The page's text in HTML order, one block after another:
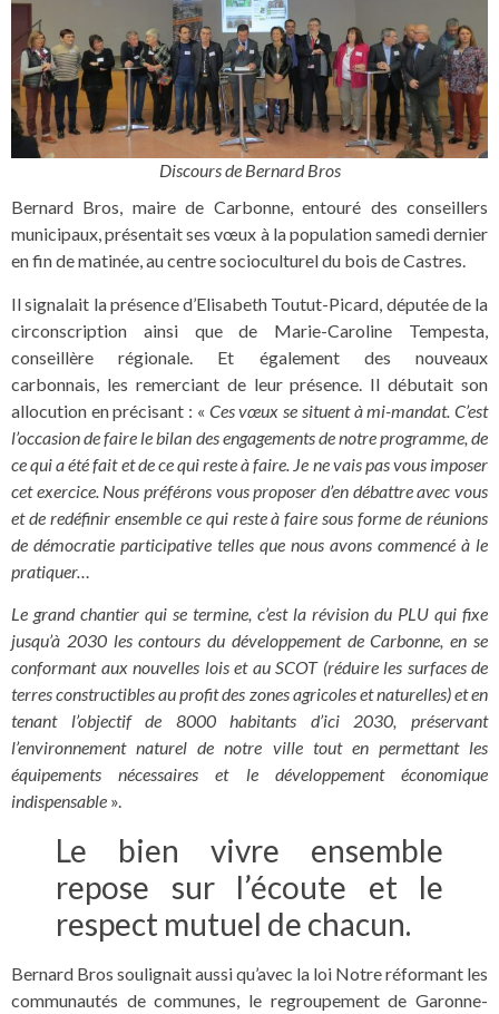
Discours de Bernard Bros
Bernard Bros, maire de Carbonne, entouré des conseillers
municipaux, présentait ses vœux à la population samedi dernier
en fin de matinée, au centre socioculturel du bois de Castres.
Il signalait la présence d’Elisabeth Toutut-Picard, députée de la
circonscription ainsi que de Marie-Caroline Tempesta,
conseillère régionale. Et également des nouveaux
carbonnais, les remerciant de leur présence. Il débutait son
allocution en précisant : « Ces vœux se situent à mi-mandat. C’est
l’occasion de faire le bilan des engagements de notre programme, de
ce qui a été fait et de ce qui reste à faire. Je ne vais pas vous imposer
cet exercice. Nous préférons vous proposer d’en débattre avec vous
et de redéfinir ensemble ce qui reste à faire sous forme de réunions
de démocratie participative telles que nous avons commencé à le
pratiquer…
Le grand chantier qui se termine, c’est la révision du PLU qui fixe
jusqu’à 2030 les contours du développement de Carbonne, en se
conformant aux nouvelles lois et au SCOT (réduire les surfaces de
terres constructibles au profit des zones agricoles et naturelles) et en
tenant l’objectif de 8000 habitants d’ici 2030, préservant
l’environnement naturel de notre ville tout en permettant les
équipements nécessaires et le développement économique
indispensable ».
Le bien vivre ensemble
repose sur l’écoute et le
respect mutuel de chacun.
Bernard Bros soulignait aussi qu’avec la loi Notre réformant les
communautés de communes, le regroupement de Garonne-